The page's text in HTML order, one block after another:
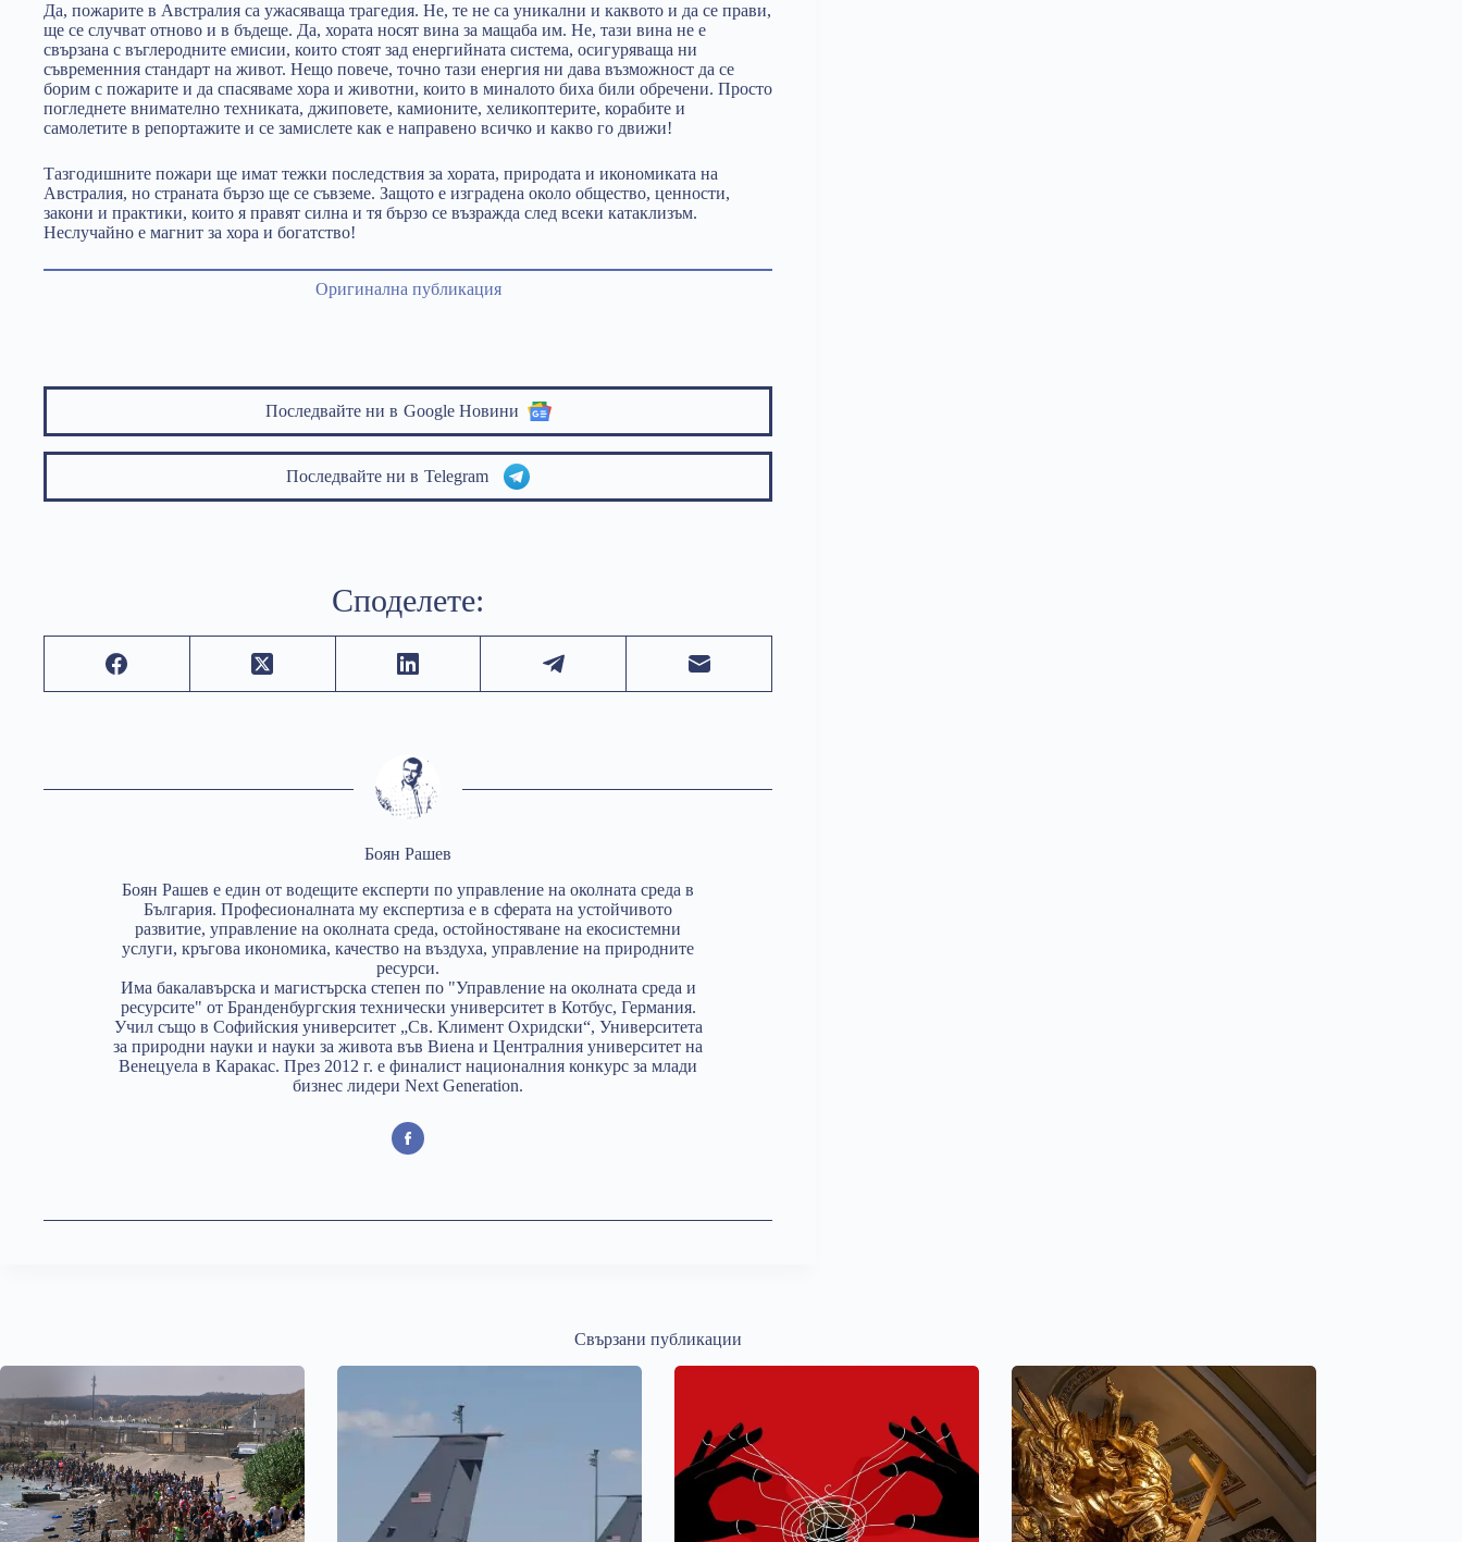
Да, пожарите в Австралия са ужасяваща трагедия. Не, те не са уникални и каквото и да се прави,
ще се случват отново и в бъдеще. Да, хората носят вина за мащаба им. Не, тази вина не е
свързана с въглеродните емисии, които стоят зад енергийната система, осигуряваща ни
съвременния стандарт на живот. Нещо повече, точно тази енергия ни дава възможност да се
борим с пожарите и да спасяваме хора и животни, които в миналото биха били обречени. Просто
погледнете внимателно техниката, джиповете, камионите, хеликоптерите, корабите и
самолетите в репортажите и се замислете как е направено всичко и какво го движи!
Тазгодишните пожари ще имат тежки последствия за хората, природата и икономиката на
Австралия, но страната бързо ще се съвземе. Защото е изградена около общество, ценности,
закони и практики, които я правят силна и тя бързо се възражда след всеки катаклизъм.
Неслучайно е магнит за хора и богатство!
Оригинална публикация
Последвайте ни в Google Новини
Последвайте ни в Telegram
Споделете:
Боян Рашев
Боян Рашев e един от водещите експерти по управление на околната среда в
България. Професионалната му експертиза е в сферата на устойчивото
развитие, управление на околната среда, остойностяване на екосистемни
услуги, кръгова икономика, качество на въздуха, управление на природните
ресурси.
Има бакалавърска и магистърска степен по "Управление на околната среда и
ресурсите" от Бранденбургския технически университет в Котбус, Германия.
Учил също в Софийския университет „Св. Климент Охридски“, Университета
за природни науки и науки за живота във Виена и Централния университет на
Венецуела в Каракас. През 2012 г. е финалист националния конкурс за млади
бизнес лидери Next Generation.
Свързани публикации